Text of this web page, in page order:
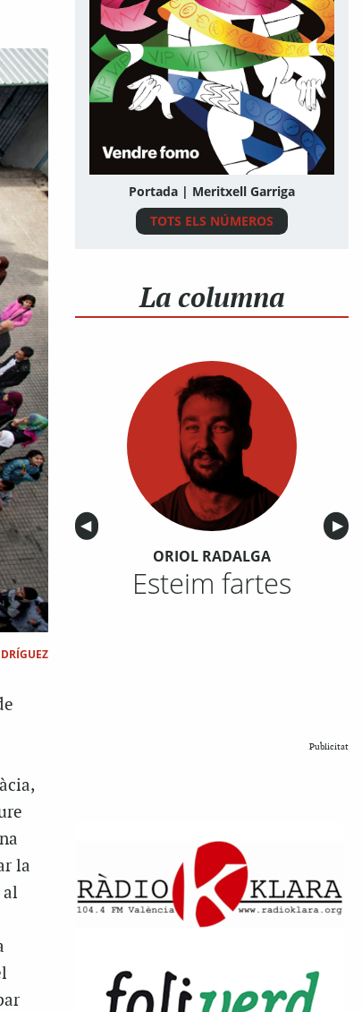
la
al
Portada | Meritxell Garriga
TOTS ELS NÚMEROS
La columna
Anterior
◀︎ ▶︎
ORIOL RADALGA
Esteim fartes
Publicitat